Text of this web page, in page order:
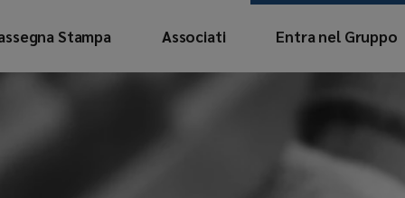
Stampa Associati Entra nel Gruppo
Associati